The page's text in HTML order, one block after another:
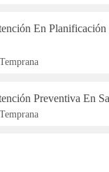
En
Preventiva En